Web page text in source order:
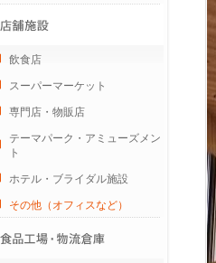
飲食店
スーパーマーケット
専門店・物販店
テーマパーク・アミューズメン
ト
ホテル・ブライダル施設
その他（オフィスなど）